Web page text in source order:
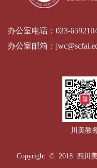
办公室电话： 023-
办公室邮箱：
川美教
Copyright © 2018 四川